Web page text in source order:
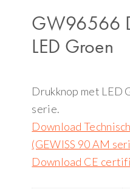
GW96566
LED Groen
Drukknop met LED
serie.
Download
(GEWISS 90 AM
Download CE